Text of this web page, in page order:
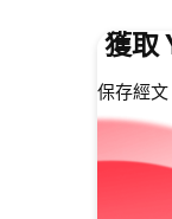
獲取
保存經